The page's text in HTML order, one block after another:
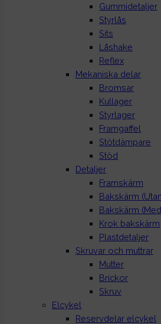
Gummidetaljer
Styrlås
Sits
Låshake
Reflex
Mekaniska delar
Bromsar
Kullager
Styrlager
Framgaffel
Stötdämpare
Stöd
Detaljer
Framskärm
Bakskärm
Bakskärm
Krok bakskärm
Plastdetaljer
Skruvar och muttrar
Mutter
Brickor
Skruv
Elcykel
Reservdelar elcykel